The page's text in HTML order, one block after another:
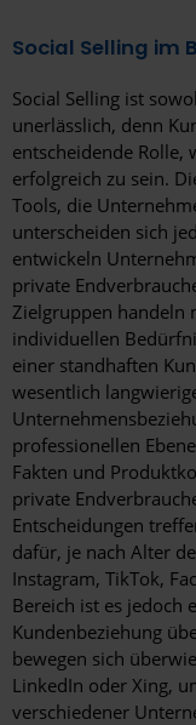
Social Selling im
Social Selling ist
unerlässlich, denn
entscheidende Rolle,
erfolgreich zu sein.
Tools, die
unterscheiden sich
entwickeln
private
Zielgruppen handeln
individuellen
einer standhaften
wesentlich
professionellen
Fakten und
private
Entscheidungen
dafür, je nach Alter
Instagram, TikTok,
Bereich ist es jedoch
Kundenbeziehung
bewegen sich
LinkedIn oder Xing,
verschiedener